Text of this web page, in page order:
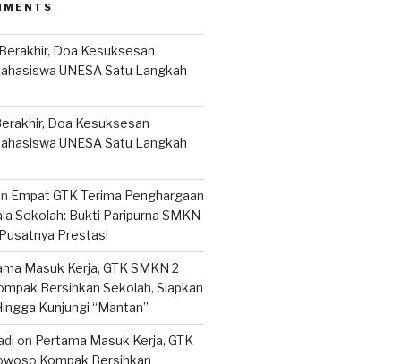
Doa Kesuksesan
UNESA Satu Langkah
Doa Kesuksesan
UNESA Satu Langkah
Empat GTK Terima Penghargaan
Sekolah: Bukti Paripurna SMKN
Prestasi
Masuk Kerja, GTK SMKN 2
Bersihkan Sekolah, Siapkan
Kunjungi “Mantan”
on Pertama Masuk Kerja, GTK
Kompak Bersihkan